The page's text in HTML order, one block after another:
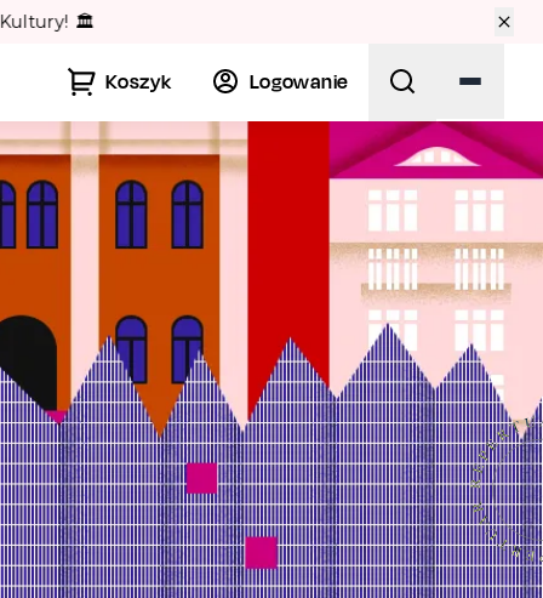
🏛️
Koszyk Logowanie